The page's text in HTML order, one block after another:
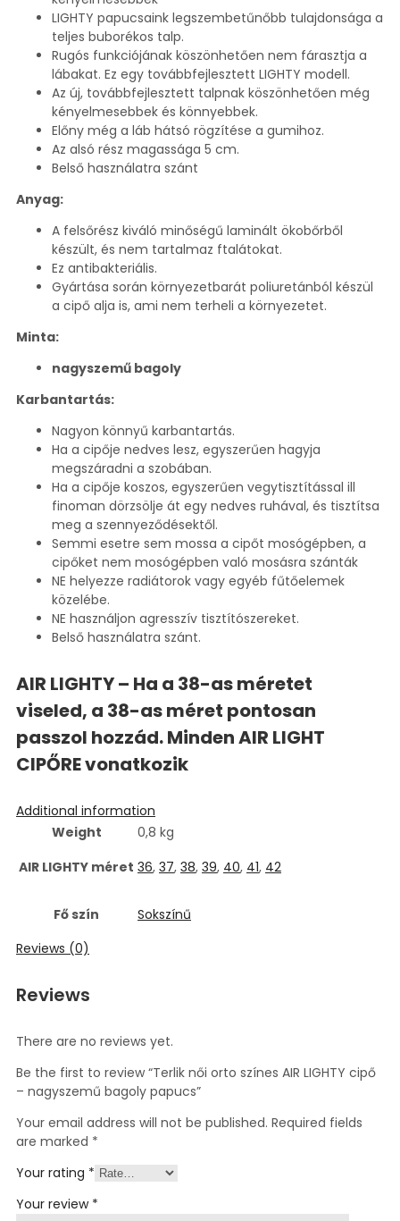
LIGHTY papucsaink legszembetűnőbb tulajdonsága a
teljes buborékos talp.
Rugós funkciójának köszönhetően nem fárasztja a
lábakat. Ez egy továbbfejlesztett LIGHTY modell.
Az új, továbbfejlesztett talpnak köszönhetően még
kényelmesebbek és könnyebbek.
Előny még a láb hátsó rögzítése a gumihoz.
Az alsó rész magassága 5 cm.
Belső használatra szánt
Anyag:
A felsőrész kiváló minőségű laminált ökobőrből
készült, és nem tartalmaz ftalátokat.
Ez antibakteriális.
Gyártása során környezetbarát poliuretánból készül
a cipő alja is, ami nem terheli a környezetet.
Minta:
nagyszemű bagoly
Karbantartás:
Nagyon könnyű karbantartás.
Ha a cipője nedves lesz, egyszerűen hagyja
megszáradni a szobában.
Ha a cipője koszos, egyszerűen vegytisztítással ill
finoman dörzsölje át egy nedves ruhával, és tisztítsa
meg a szennyeződésektől.
Semmi esetre sem mossa a cipőt mosógépben, a
cipőket nem mosógépben való mosásra szánták
NE helyezze radiátorok vagy egyéb fűtőelemek
közelébe.
NE használjon agresszív tisztítószereket.
Belső használatra szánt.
AIR LIGHTY – Ha a 38-as méretet
viseled, a 38-as méret pontosan
passzol hozzád. Minden AIR LIGHT
CIPŐRE vonatkozik
Additional information
Weight
0,8 kg
AIR LIGHTY méret 36, 37, 38, 39, 40, 41, 42
Fő szín
Sokszínű
Reviews (0)
Reviews
There are no reviews yet.
Be the first to review “Terlik női orto színes AIR LIGHTY cipő
– nagyszemű bagoly papucs”
Your email address will not be published. Required fields
are marked *
Your rating *
Your review *